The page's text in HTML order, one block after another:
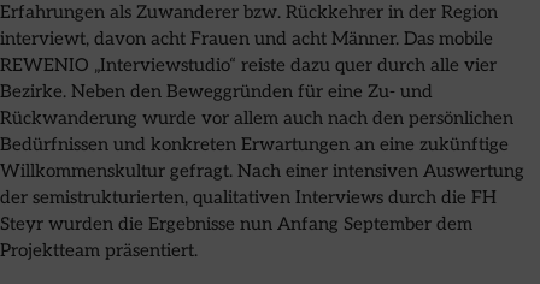
Erfahrungen als Zuwanderer bzw. Rückkehrer in der Region
interviewt, davon acht Frauen und acht Männer. Das mobile
REWENIO „Interviewstudio“ reiste dazu quer durch alle vier
Bezirke. Neben den Beweggründen für eine Zu- und
Rückwanderung wurde vor allem auch nach den persönlichen
Bedürfnissen und konkreten Erwartungen an eine zukünftige
Willkommenskultur gefragt. Nach einer intensiven Auswertung
der semistrukturierten, qualitativen Interviews durch die FH
Steyr wurden die Ergebnisse nun Anfang September dem
Projektteam präsentiert.